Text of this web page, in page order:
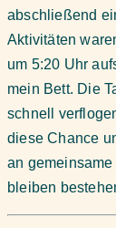
abschließend
Aktivitäten
um 5:20 Uhr
mein Bett. Die
schnell
diese Chance
an
bleiben